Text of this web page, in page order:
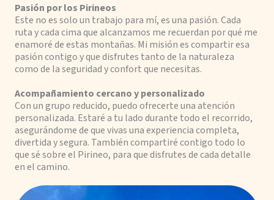
Pasión por los Pirineos
Este no es solo un trabajo para mí, es una pasión. Cada
ruta y cada cima que alcanzamos me recuerdan por qué me
enamoré de estas montañas. Mi misión es compartir esa
pasión contigo y que disfrutes tanto de la naturaleza
como de la seguridad y confort que necesitas.
Acompañamiento cercano y personalizado
Con un grupo reducido, puedo ofrecerte una atención
personalizada. Estaré a tu lado durante todo el recorrido,
asegurándome de que vivas una experiencia completa,
divertida y segura. También compartiré contigo todo lo
que sé sobre el Pirineo, para que disfrutes de cada detalle
en el camino.